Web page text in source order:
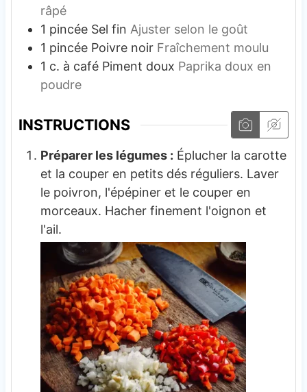
râpé
1 pincée Sel fin Ajuster selon le goût
1 pincée Poivre noir Fraîchement moulu
1 c. à café Piment doux Paprika doux en
poudre
INSTRUCTIONS
Préparer les légumes : Éplucher la carotte
et la couper en petits dés réguliers. Laver
le poivron, l'épépiner et le couper en
morceaux. Hacher finement l'oignon et
l'ail.